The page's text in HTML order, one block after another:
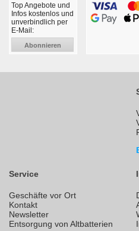
Top Angebote und
Infos kostenlos und
unverbindlich per
E-Mail:
Abonnieren
Service
Geschäfte vor Ort
Kontakt
Newsletter
Entsorgung von Altbatterien